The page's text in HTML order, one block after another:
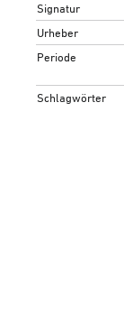
Signatur
Urheber
Periode
Schlagwörter